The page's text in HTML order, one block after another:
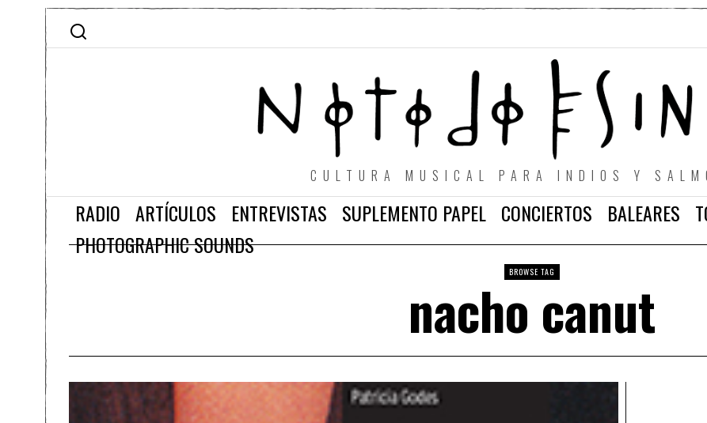
CULTURA MUSICAL PARA INDIOS Y
RADIO ARTÍCULOS ENTREVISTAS SUPLEMENTO PAPEL CONCIERTOS BALEARES
PHOTOGRAPHIC SOUNDS
BROWSE TAG
nacho canut